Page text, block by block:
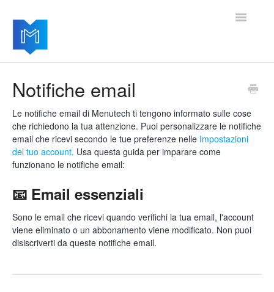
Toggle
Gestire le impostazioni
Aggiungere moduli avanzati
Aggiornamenti del software
Notifiche email
Le notifiche email di Menutech ti tengono informato sulle cose
che richiedono la tua attenzione. Puoi personalizzare le notifiche
email che ricevi secondo le tue preferenze nelle Impostazioni
del tuo account. Usa questa guida per imparare come
funzionano le notifiche email:
📧 Email essenziali
Sono le email che ricevi quando verifichi la tua email, l'account
viene eliminato o un abbonamento viene modificato. Non puoi
disiscriverti da queste notifiche email.